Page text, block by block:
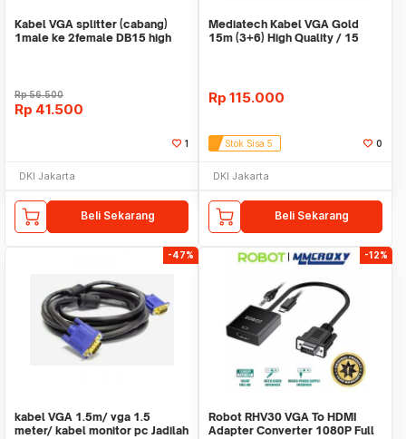
Kabel VGA splitter (cabang)
1male ke 2female DB15 high
Rp56.500
Rp 41.500
1
DKI Jakarta
Beli Sekarang
Mediatech Kabel VGA Gold
15m (3+6) High Quality / 15
Rp 115.000
Stok Sisa 5 0
DKI Jakarta
Beli Sekarang
-47%
kabel VGA 1.5m/ vga 1.5
meter/ kabel monitor pc Jadilah
-12%
Robot RHV30 VGA To HDMI
Adapter Converter 1080P Full